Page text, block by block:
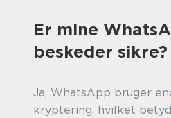
Er mine
beskeder sikre?
Ja, WhatsApp bruger
kryptering, hvilket